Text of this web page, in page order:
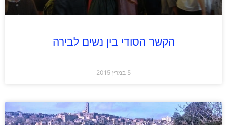
הקשר הסודי בין נשים לבירה
5 במרץ 2015